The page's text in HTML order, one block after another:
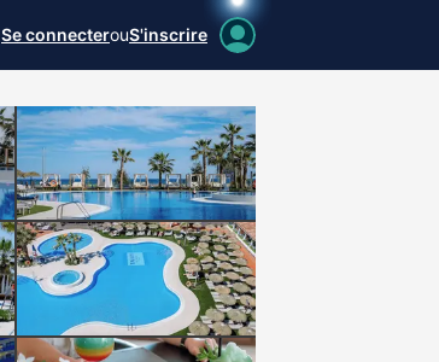
Se connecterouS'inscrire